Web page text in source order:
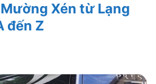
Xén từ Lạng
đến Z